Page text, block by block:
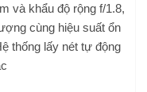
và khẩu độ rộng f/1.8,
cùng hiệu suất ổn
thống lấy nét tự động